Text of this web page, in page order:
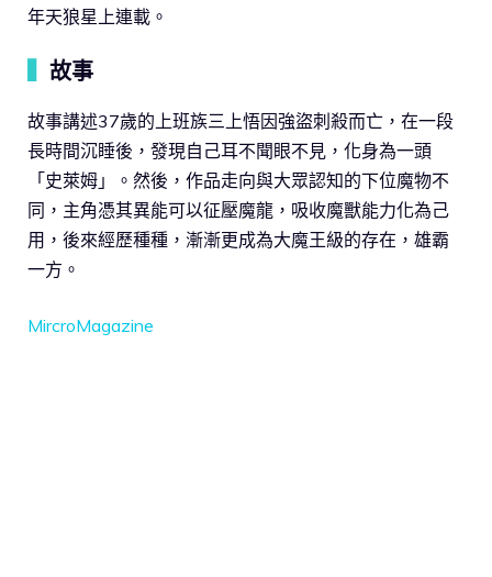
年天狼星上連載。
故事
故事講述37歲的上班族三上悟因強盜刺殺而亡，在一段
長時間沉睡後，發現自己耳不聞眼不見，化身為一頭
「史萊姆」。然後，作品走向與大眾認知的下位魔物不
同，主角憑其異能可以征壓魔龍，吸收魔獸能力化為己
用，後來經歷種種，漸漸更成為大魔王級的存在，雄霸
一方。
MircroMagazine